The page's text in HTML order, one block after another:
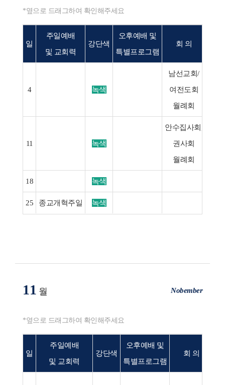
*옆으로 드래그하여 확인해주세요
일
주일예배
및 교회력
강단색
오후예배 및
특별프로그램
회 의
4 녹색
남선교회/
여전도회
월례회
11 녹색
안수집사회,
권사회
월례회
18 녹색
25 종교개혁주일 녹색
11 월 Nobember
*옆으로 드래그하여 확인해주세요
일
주일예배
및 교회력
강단색
오후예배 및
특별프로그램
회 의